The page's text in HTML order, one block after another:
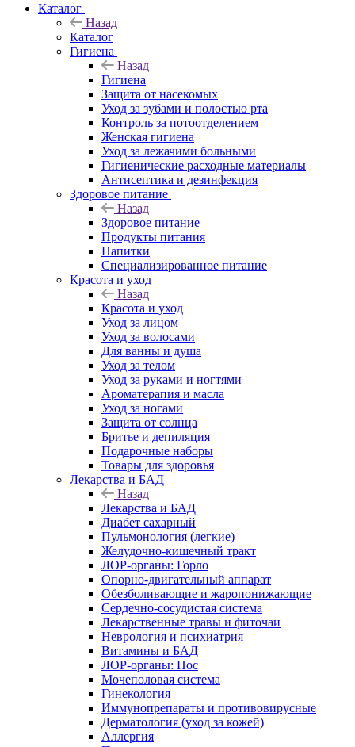
Каталог
Назад
Каталог
Гигиена
Назад
Гигиена
Защита от насекомых
Уход за зубами и полостью рта
Контроль за потоотделением
Женская гигиена
Уход за лежачими больными
Гигиенические расходные материалы
Антисептика и дезинфекция
Здоровое питание
Назад
Здоровое питание
Продукты питания
Напитки
Специализированное питание
Красота и уход
Назад
Красота и уход
Уход за лицом
Уход за волосами
Для ванны и душа
Уход за телом
Уход за руками и ногтями
Ароматерапия и масла
Уход за ногами
Защита от солнца
Бритье и депиляция
Подарочные наборы
Товары для здоровья
Лекарства и БАД
Назад
Лекарства и БАД
Диабет сахарный
Пульмонология (легкие)
Желудочно-кишечный тракт
ЛОР-органы: Горло
Опорно-двигательный аппарат
Обезболивающие и жаропонижающие
Сердечно-сосудистая система
Лекарственные травы и фиточаи
Неврология и психиатрия
Витамины и БАД
ЛОР-органы: Нос
Мочеполовая система
Гинекология
Иммунопрепараты и противовирусные
Дерматология (уход за кожей)
Аллергия